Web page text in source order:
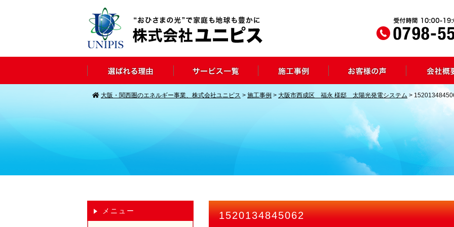
大阪・関西圏のエネルギー事業、株式会社ユニピス > 施工事例 > 大阪市西成区 福永 様邸 太陽光発電システム >
1520134845062
メニュー